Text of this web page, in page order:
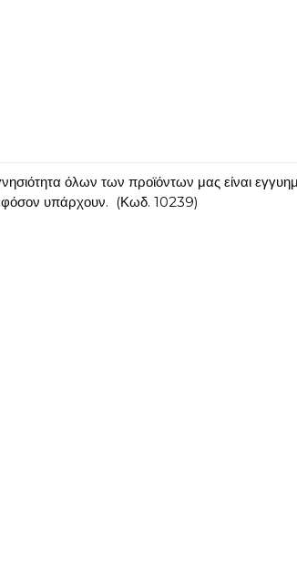
όλων των προϊόντων μας είναι
εφόσον υπάρχουν. (Κωδ. 10239)